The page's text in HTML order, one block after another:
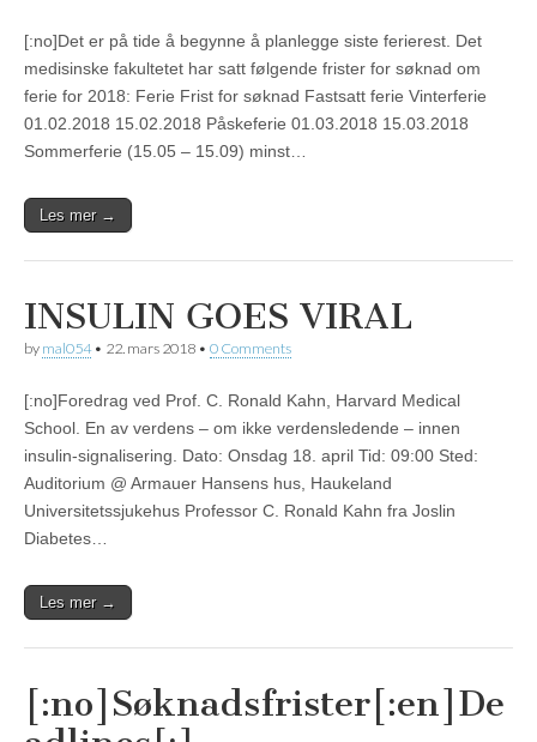
[:no]Det er på tide å begynne å planlegge siste ferierest. Det
medisinske fakultetet har satt følgende frister for søknad om
ferie for 2018: Ferie Frist for søknad Fastsatt ferie Vinterferie
01.02.2018 15.02.2018 Påskeferie 01.03.2018 15.03.2018
Sommerferie (15.05 – 15.09) minst…
Les mer →
INSULIN GOES VIRAL
by mal054• 22. mars 2018 • 0 Comments
[:no]Foredrag ved Prof. C. Ronald Kahn, Harvard Medical
School. En av verdens – om ikke verdensledende – innen
insulin-signalisering. Dato: Onsdag 18. april Tid: 09:00 Sted:
Auditorium @ Armauer Hansens hus, Haukeland
Universitetssjukehus Professor C. Ronald Kahn fra Joslin
Diabetes…
Les mer →
[:no]Søknadsfrister[:en]De